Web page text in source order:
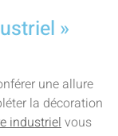
»
une allure
la décoration
industrielvous